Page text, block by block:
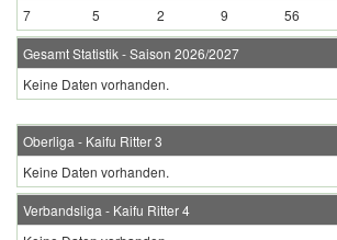
7 5 2 9 56
Gesamt Statistik - Saison 2026/2027
Keine Daten vorhanden.
Oberliga - Kaifu Ritter 3
Keine Daten vorhanden.
Verbandsliga - Kaifu Ritter 4